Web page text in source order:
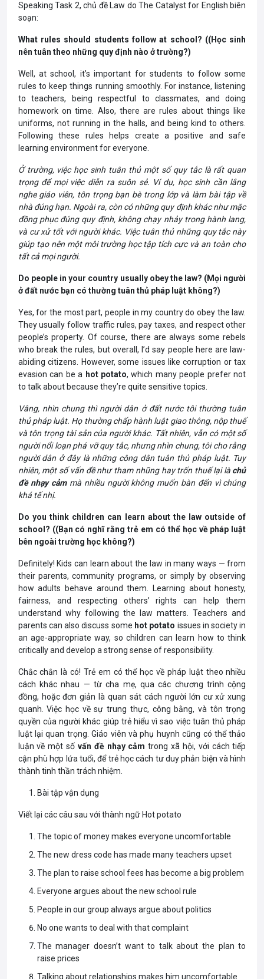
Speaking Task 2, chủ đề Law do The Catalyst for English biên
soạn:
What rules should students follow at school? ((Học sinh
nên tuân theo những quy định nào ở trường?)
Well, at school, it’s important for students to follow some
rules to keep things running smoothly. For instance, listening
to teachers, being respectful to classmates, and doing
homework on time. Also, there are rules about things like
uniforms, not running in the halls, and being kind to others.
Following these rules helps create a positive and safe
learning environment for everyone.
Ở trường, việc học sinh tuân thủ một số quy tắc là rất quan
trọng để mọi việc diễn ra suôn sẻ. Ví dụ, học sinh cần lắng
nghe giáo viên, tôn trọng bạn bè trong lớp và làm bài tập về
nhà đúng hạn. Ngoài ra, còn có những quy định khác như mặc
đồng phục đúng quy định, không chạy nhảy trong hành lang,
và cư xử tốt với người khác. Việc tuân thủ những quy tắc này
giúp tạo nên một môi trường học tập tích cực và an toàn cho
tất cả mọi người.
Do people in your country usually obey the law? (Mọi người
ở đất nước bạn có thường tuân thủ pháp luật không?)
Yes, for the most part, people in my country do obey the law.
They usually follow traffic rules, pay taxes, and respect other
people’s property. Of course, there are always some rebels
who break the rules, but overall, I’d say people here are law-
abiding citizens. However, some issues like corruption or tax
evasion can be a hot potato, which many people prefer not
to talk about because they’re quite sensitive topics.
Vâng, nhìn chung thì người dân ở đất nước tôi thường tuân
thủ pháp luật. Họ thường chấp hành luật giao thông, nộp thuế
và tôn trọng tài sản của người khác. Tất nhiên, vẫn có một số
người nổi loạn phá vỡ quy tắc, nhưng nhìn chung, tôi cho rằng
người dân ở đây là những công dân tuân thủ pháp luật. Tuy
nhiên, một số vấn đề như tham nhũng hay trốn thuế lại là chủ
đề nhạy cảmmà nhiều người không muốn bàn đến vì chúng
khá tế nhị.
Do you think children can learn about the law outside of
school? ((Bạn có nghĩ rằng trẻ em có thể học về pháp luật
bên ngoài trường học không?)
Definitely! Kids can learn about the law in many ways — from
their parents, community programs, or simply by observing
how adults behave around them. Learning about honesty,
fairness, and respecting others’ rights can help them
understand why following the law matters. Teachers and
parents can also discuss some hot potato issues in society in
an age-appropriate way, so children can learn how to think
critically and develop a strong sense of responsibility.
Chắc chắn là có! Trẻ em có thể học về pháp luật theo nhiều
cách khác nhau — từ cha mẹ, qua các chương trình cộng
đồng, hoặc đơn giản là quan sát cách người lớn cư xử xung
quanh. Việc học về sự trung thực, công bằng, và tôn trọng
quyền của người khác giúp trẻ hiểu vì sao việc tuân thủ pháp
luật lại quan trọng. Giáo viên và phụ huynh cũng có thể thảo
luận về một số vấn đề nhạy cảm trong xã hội, với cách tiếp
cận phù hợp lứa tuổi, để trẻ học cách tư duy phản biện và hình
thành tinh thần trách nhiệm.
Bài tập vận dụng
Viết lại các câu sau với thành ngữ Hot potato
The topic of money makes everyone uncomfortable
The new dress code has made many teachers upset
The plan to raise school fees has become a big problem
Everyone argues about the new school rule
People in our group always argue about politics
No one wants to deal with that complaint
The manager doesn’t want to talk about the plan to
raise prices
Talking about relationships makes him uncomfortable